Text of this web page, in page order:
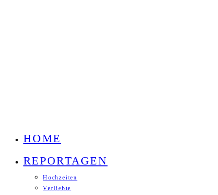
HOME
REPORTAGEN
Hochzeiten
Verliebte